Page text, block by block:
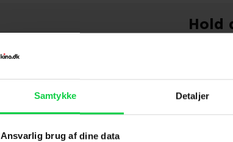
Samtykke Detaljer
Ansvarlig brug af dine data
Hold
Ved
samtidig